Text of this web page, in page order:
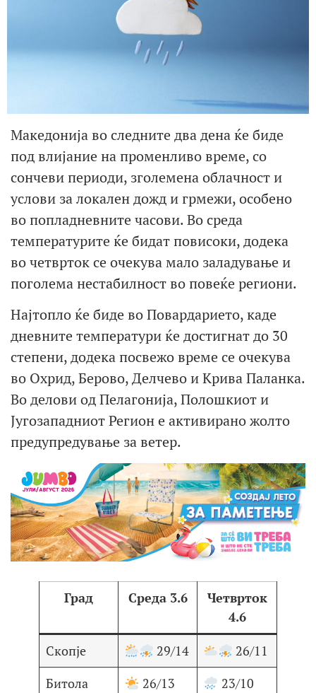
Македонија во следните два дена ќе биде
под влијание на променливо време, со
сончеви периоди, зголемена облачност и
услови за локален дожд и грмежи, особено
во попладневните часови. Во среда
температурите ќе бидат повисоки, додека
во четврток се очекува мало заладување и
поголема нестабилност во повеќе региони.
Најтопло ќе биде во Повардарието, каде
дневните температури ќе достигнат до 30
степени, додека посвежо време се очекува
во Охрид, Берово, Делчево и Крива Паланка.
Во делови од Пелагонија, Полошкиот и
Југозападниот Регион е активирано жолто
предупредување за ветер.
Град Среда 3.6
Четврток
4.6
Скопје
29/14
26/11
Битола
26/13
23/10